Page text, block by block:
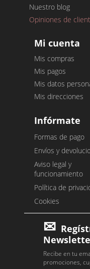
Nuestro blog
Opiniones de
Mi cuenta
Mis compras
Mis pagos
Mis datos
Mis direcciones
Infórmate
Formas de pago
Envíos y
Aviso legal y
funcionamiento
Política de
Cookies
Recibe en tu
promociones,